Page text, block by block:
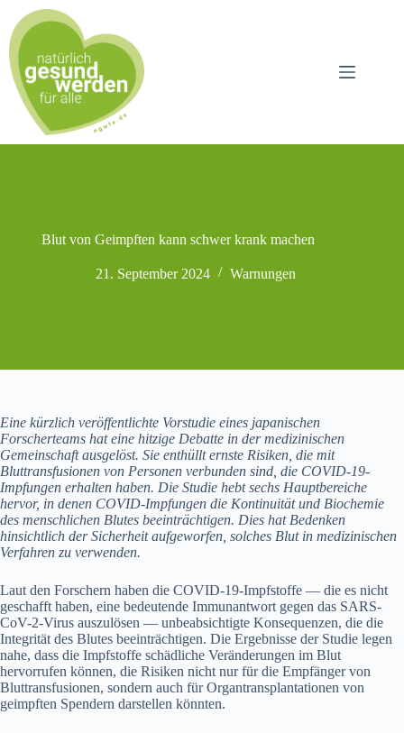
Inhalt
springen
Blut von Geimpften kann schwer krank machen
21. September 2024 Warnungen
Eine kürzlich veröffentlichte Vorstudie eines japanischen
Forscherteams hat eine hitzige Debatte in der medizinischen
Gemeinschaft ausgelöst. Sie enthüllt ernste Risiken, die mit
Bluttransfusionen von Personen verbunden sind, die COVID-19-
Impfungen erhalten haben. Die Studie hebt sechs Hauptbereiche
hervor, in denen COVID-Impfungen die Kontinuität und Biochemie
des menschlichen Blutes beeinträchtigen. Dies hat Bedenken
hinsichtlich der Sicherheit aufgeworfen, solches Blut in medizinischen
Verfahren zu verwenden.
Laut den Forschern haben die COVID-19-Impfstoffe — die es nicht
geschafft haben, eine bedeutende Immunantwort gegen das SARS-
CoV-2-Virus auszulösen — unbeabsichtigte Konsequenzen, die die
Integrität des Blutes beeinträchtigen. Die Ergebnisse der Studie legen
nahe, dass die Impfstoffe schädliche Veränderungen im Blut
hervorrufen können, die Risiken nicht nur für die Empfänger von
Bluttransfusionen, sondern auch für Organtransplantationen von
geimpften Spendern darstellen könnten.